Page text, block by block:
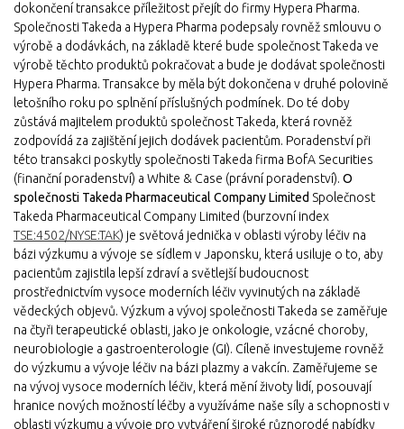
dokončení transakce příležitost přejít do firmy Hypera Pharma.
Společnosti Takeda a Hypera Pharma podepsaly rovněž smlouvu o
výrobě a dodávkách, na základě které bude společnost Takeda ve
výrobě těchto produktů pokračovat a bude je dodávat společnosti
Hypera Pharma. Transakce by měla být dokončena v druhé polovině
letošního roku po splnění příslušných podmínek. Do té doby
zůstává majitelem produktů společnost Takeda, která rovněž
zodpovídá za zajištění jejich dodávek pacientům. Poradenství při
této transakci poskytly společnosti Takeda firma BofA Securities
(finanční poradenství) a White & Case (právní poradenství). O
společnosti Takeda Pharmaceutical Company Limited Společnost
Takeda Pharmaceutical Company Limited (burzovní index
TSE:4502/NYSE:TAK) je světová jednička v oblasti výroby léčiv na
bázi výzkumu a vývoje se sídlem v Japonsku, která usiluje o to, aby
pacientům zajistila lepší zdraví a světlejší budoucnost
prostřednictvím vysoce moderních léčiv vyvinutých na základě
vědeckých objevů. Výzkum a vývoj společnosti Takeda se zaměřuje
na čtyři terapeutické oblasti, jako je onkologie, vzácné choroby,
neurobiologie a gastroenterologie (GI). Cíleně investujeme rovněž
do výzkumu a vývoje léčiv na bázi plazmy a vakcín. Zaměřujeme se
na vývoj vysoce moderních léčiv, která mění životy lidí, posouvají
hranice nových možností léčby a využíváme naše síly a schopnosti v
oblasti výzkumu a vývoje pro vytváření široké různorodé nabídky